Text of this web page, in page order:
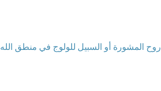
روح المشورة أو السبيل للولوج في منطق الله